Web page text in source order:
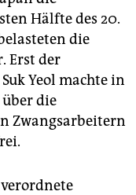
Hälfte des 20.
die
Erst der
Yeol machte in
die
Zwangsarbeitern